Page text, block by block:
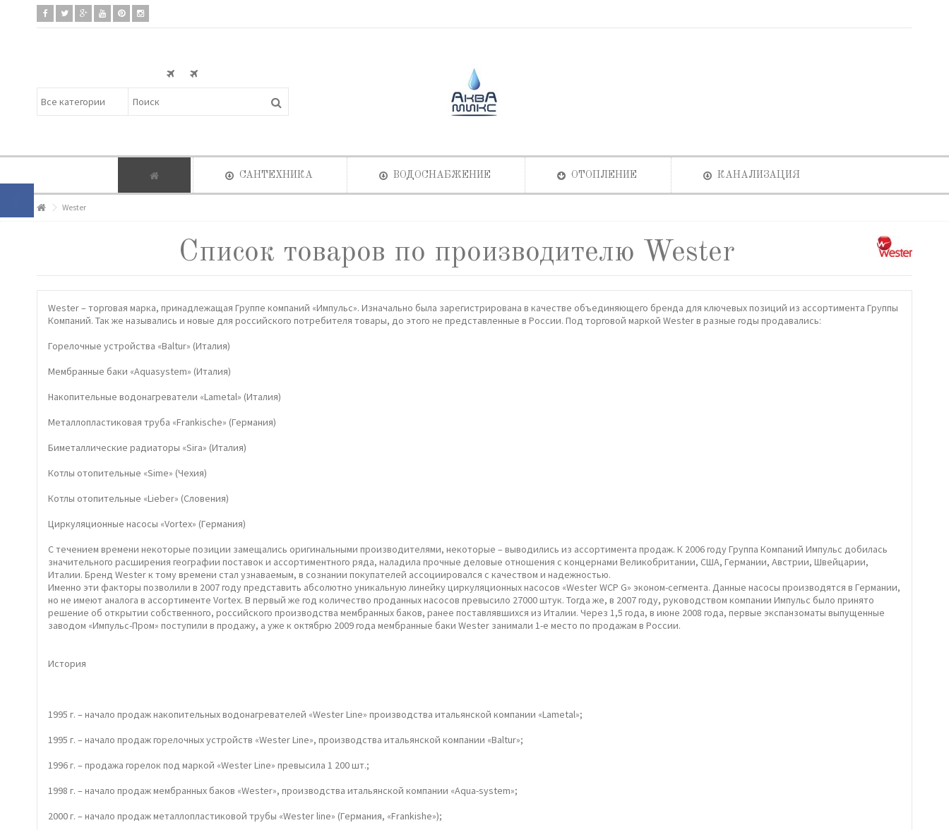
САНТЕХНИКА ВОДОСНАБЖЕНИЕ ОТОПЛЕНИЕ КАНАЛИЗАЦИЯ
Wester
Список товаров по производителю Wester
Wester – торговая марка, принадлежащая Группе компаний «Импульс». Изначально была зарегистрирована в качестве объединяющего бренда для ключевых позиций из ассортимента Группы
Компаний. Так же назывались и новые для российского потребителя товары, до этого не представленные в России. Под торговой маркой Wester в разные годы продавались:
Горелочные устройства «Baltur» (Италия)
Мембранные баки «Aquasystem» (Италия)
Накопительные водонагреватели «Lametal» (Италия)
Металлопластиковая труба «Frankische» (Германия)
Биметаллические радиаторы «Sira» (Италия)
Котлы отопительные «Sime» (Чехия)
Котлы отопительные «Lieber» (Словения)
Циркуляционные насосы «Vortex» (Германия)
C течением времени некоторые позиции замещались оригинальными производителями, некоторые – выводились из ассортимента продаж. К 2006 году Группа Компаний Импульс добилась
значительного расширения географии поставок и ассортиментного ряда, наладила прочные деловые отношения с концернами Великобритании, США, Германии, Австрии, Швейцарии,
Италии. Бренд Wester к тому времени стал узнаваемым, в сознании покупателей ассоциировался с качеством и надежностью.
Именно эти факторы позволили в 2007 году представить абсолютно уникальную линейку циркуляционных насосов «Wester WCP G» эконом-сегмента. Данные насосы производятся в Германии,
но не имеют аналога в ассортименте Vortex. В первый же год количество проданных насосов превысило 27000 штук. Тогда же, в 2007 году, руководством компании Импульс было принято
решение об открытии собственного, российского производства мембранных баков, ранее поставлявшихся из Италии. Через 1,5 года, в июне 2008 года, первые экспанзоматы выпущенные
заводом «Импульс-Пром» поступили в продажу, а уже к октябрю 2009 года мембранные баки Wester занимали 1-е место по продажам в России.
История
1995 г. – начало продаж накопительных водонагревателей «Wester Line» производства итальянской компании «Lametal»;
1995 г. – начало продаж горелочных устройств «Wester Line», производства итальянской компании «Baltur»;
1996 г. – продажа горелок под маркой «Wester Line» превысила 1 200 шт.;
1998 г. – начало продаж мембранных баков «Wester», производства итальянской компании «Aqua-system»;
2000 г. – начало продаж металлопластиковой трубы «Wester line» (Германия, «Frankishe»);